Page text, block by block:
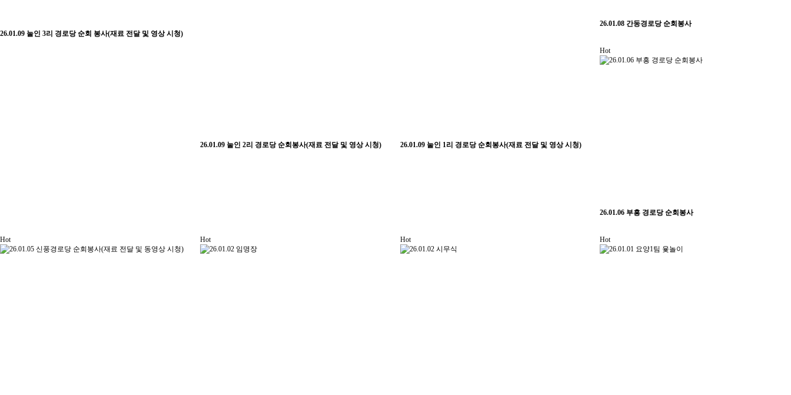
26.01.09 눌인 3리 경로당 순회 봉사(재료 전달 및 영상 시청)
26.01.09 눌인 2리 경로당 순회봉사(재료 전달 및 영상 시청) 26.01.09 눌인 1리 경로당 순회봉사(재료 전달 및 영상 시청)
26.01.08 간동경로당 순회봉사
Hot
26.01.06 부흥 경로당 순회봉사
Hot Hot Hot Hot